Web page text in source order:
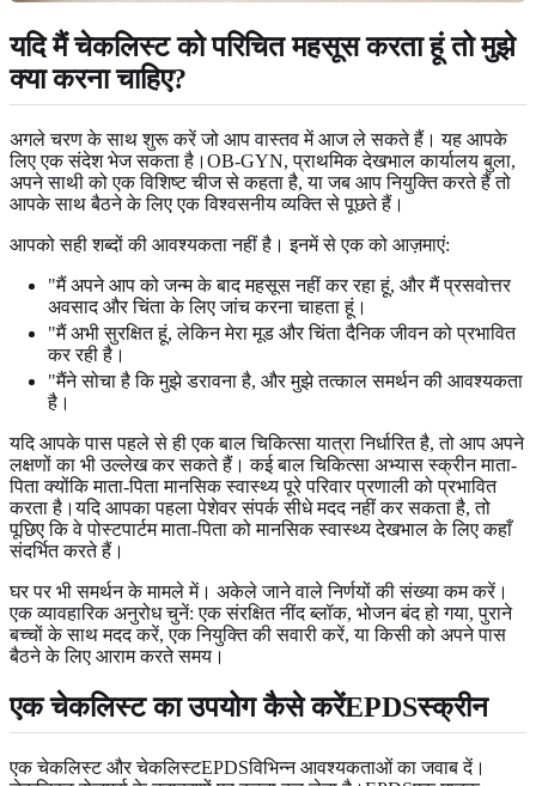
यदि मैं चेकलिस्ट को परिचित महसूस करता हूं तो मुझे
क्या करना चाहिए?
अगले चरण के साथ शुरू करें जो आप वास्तव में आज ले सकते हैं। यह आपके
लिए एक संदेश भेज सकता है।OB-GYN, प्राथमिक देखभाल कार्यालय बुला,
अपने साथी को एक विशिष्ट चीज से कहता है, या जब आप नियुक्ति करते हैं तो
आपके साथ बैठने के लिए एक विश्वसनीय व्यक्ति से पूछते हैं।
आपको सही शब्दों की आवश्यकता नहीं है। इनमें से एक को आज़माएं:
"मैं अपने आप को जन्म के बाद महसूस नहीं कर रहा हूं, और मैं प्रसवोत्तर
अवसाद और चिंता के लिए जांच करना चाहता हूं।
"मैं अभी सुरक्षित हूं, लेकिन मेरा मूड और चिंता दैनिक जीवन को प्रभावित
कर रही है।
"मैंने सोचा है कि मुझे डरावना है, और मुझे तत्काल समर्थन की आवश्यकता
है।
यदि आपके पास पहले से ही एक बाल चिकित्सा यात्रा निर्धारित है, तो आप अपने
लक्षणों का भी उल्लेख कर सकते हैं। कई बाल चिकित्सा अभ्यास स्क्रीन माता-
पिता क्योंकि माता-पिता मानसिक स्वास्थ्य पूरे परिवार प्रणाली को प्रभावित
करता है।यदि आपका पहला पेशेवर संपर्क सीधे मदद नहीं कर सकता है, तो
पूछिए कि वे पोस्टपार्टम माता-पिता को मानसिक स्वास्थ्य देखभाल के लिए कहाँ
संदर्भित करते हैं।
घर पर भी समर्थन के मामले में। अकेले जाने वाले निर्णयों की संख्या कम करें।
एक व्यावहारिक अनुरोध चुनें: एक संरक्षित नींद ब्लॉक, भोजन बंद हो गया, पुराने
बच्चों के साथ मदद करें, एक नियुक्ति की सवारी करें, या किसी को अपने पास
बैठने के लिए आराम करते समय।
एक चेकलिस्ट का उपयोग कैसे करेंEPDSस्क्रीन
एक चेकलिस्ट और चेकलिस्टEPDSविभिन्न आवश्यकताओं का जवाब दें।